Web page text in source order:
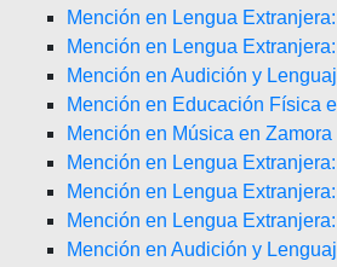
Mención en Lengua
Mención en Lengua
Mención en Audición y
Mención en Educación Física
Mención en Música en Zamora
Mención en Lengua
Mención en Lengua
Mención en Lengua
Mención en Audición y